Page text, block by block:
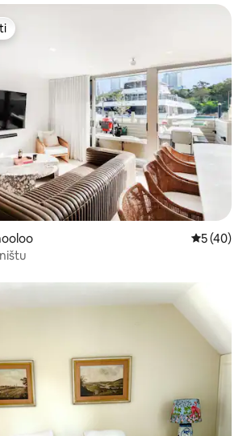
s oznakom „Odabrali gosti”
Prosječna
5 (40)